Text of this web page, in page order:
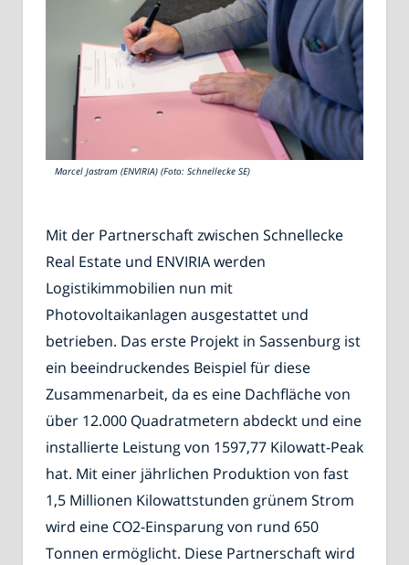
Marcel Jastram (ENVIRIA) (Foto: Schnellecke SE)
Mit der Partnerschaft zwischen Schnellecke
Real Estate und ENVIRIA werden
Logistikimmobilien nun mit
Photovoltaikanlagen ausgestattet und
betrieben. Das erste Projekt in Sassenburg ist
ein beeindruckendes Beispiel für diese
Zusammenarbeit, da es eine Dachfläche von
über 12.000 Quadratmetern abdeckt und eine
installierte Leistung von 1597,77 Kilowatt-Peak
hat. Mit einer jährlichen Produktion von fast
1,5 Millionen Kilowattstunden grünem Strom
wird eine CO2-Einsparung von rund 650
Tonnen ermöglicht. Diese Partnerschaft wird